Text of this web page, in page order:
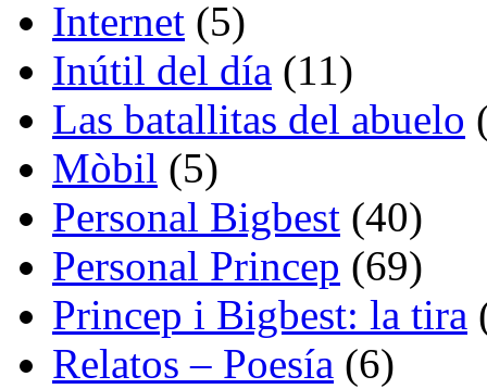
Internet (5)
Inútil del día (11)
Las batallitas del abuelo
Mòbil (5)
Personal Bigbest (40)
Personal Princep (69)
Princep i Bigbest: la tira
Relatos – Poesía (6)